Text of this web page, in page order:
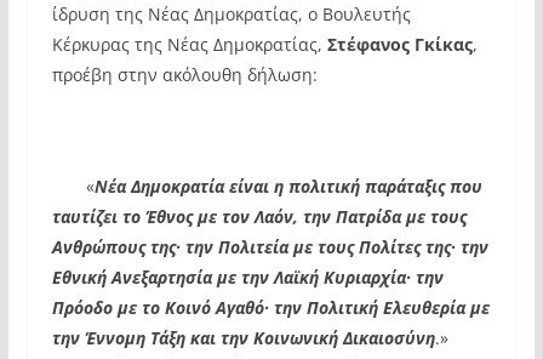
ίδρυση της Νέας Δημοκρατίας, ο Βουλευτής
Κέρκυρας της Νέας Δημοκρατίας, Στέφανος Γκίκας,
προέβη στην ακόλουθη δήλωση:
«Νέα Δημοκρατία είναι η πολιτική παράταξις που
ταυτίζει το Έθνος με τον Λαόν, την Πατρίδα με τους
Ανθρώπους της·την Πολιτεία με τους Πολίτες της·την
Εθνική Ανεξαρτησία με την Λαϊκή Κυριαρχία·την
Πρόοδο με το Κοινό Αγαθό·την Πολιτική Ελευθερία με
την Έννομη Τάξη και την Κοινωνική Δικαιοσύνη.»